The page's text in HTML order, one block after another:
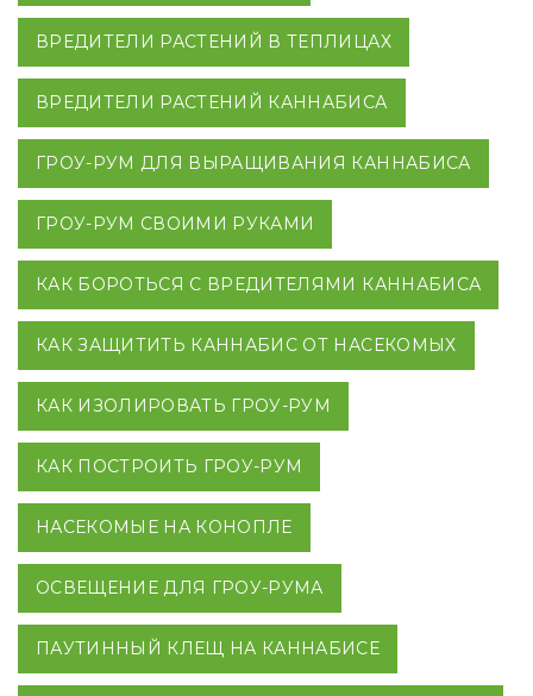
ВРЕДИТЕЛИ РАСТЕНИЙ В ТЕПЛИЦАХ
ВРЕДИТЕЛИ РАСТЕНИЙ КАННАБИСА
ГРОУ-РУМ ДЛЯ ВЫРАЩИВАНИЯ КАННАБИСА
ГРОУ-РУМ СВОИМИ РУКАМИ
КАК БОРОТЬСЯ С ВРЕДИТЕЛЯМИ КАННАБИСА
КАК ЗАЩИТИТЬ КАННАБИС ОТ НАСЕКОМЫХ
КАК ИЗОЛИРОВАТЬ ГРОУ-РУМ
КАК ПОСТРОИТЬ ГРОУ-РУМ
НАСЕКОМЫЕ НА КОНОПЛЕ
ОСВЕЩЕНИЕ ДЛЯ ГРОУ-РУМА
ПАУТИННЫЙ КЛЕЩ НА КАННАБИСЕ